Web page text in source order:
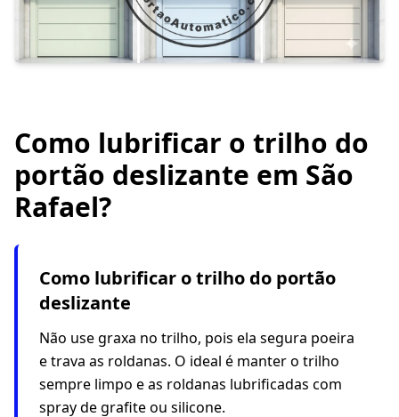
Como lubrificar o trilho do
portão deslizante em São
Rafael?
Como lubrificar o trilho do portão
deslizante
Não use graxa no trilho, pois ela segura poeira
e trava as roldanas. O ideal é manter o trilho
sempre limpo e as roldanas lubrificadas com
spray de grafite ou silicone.